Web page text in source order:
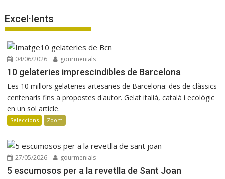
Excel·lents
04/06/2026 gourmenials
10 gelateries imprescindibles de Barcelona
Les 10 millors gelateries artesanes de Barcelona: des de clàssics
centenaris fins a propostes d'autor. Gelat italià, català i ecològic
en un sol article.
Seleccions Zoom
27/05/2026 gourmenials
5 escumosos per a la revetlla de Sant Joan